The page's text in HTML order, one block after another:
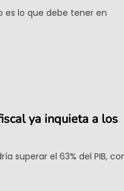
es lo que debe tener en
ya inquieta a los
superar el 63% del PIB,